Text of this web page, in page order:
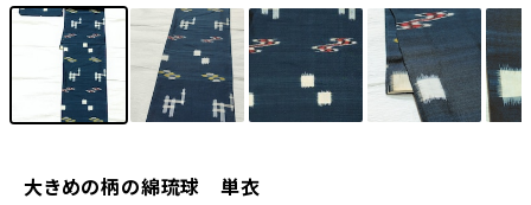
大きめの柄の綿琉球 単衣